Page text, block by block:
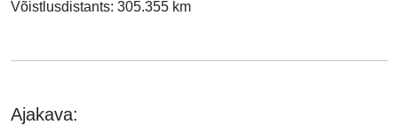
Võistlusdistants: 305.355 km
Ajakava: